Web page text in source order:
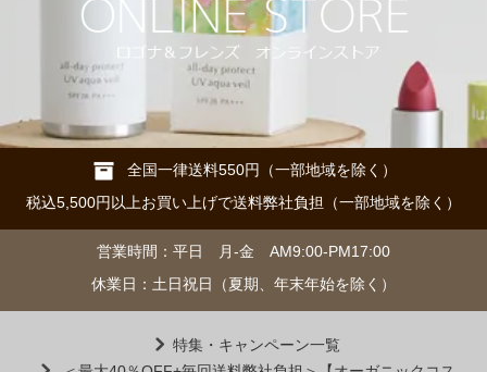
全国一律送料550円（一部地域を除く）
税込5,500円以上お買い上げで送料弊社負担（一部地域を除く）
営業時間：平日 月-金 AM9:00-PM17:00
休業日：土日祝日（夏期、年末年始を除く）
特集・キャンペーン一覧